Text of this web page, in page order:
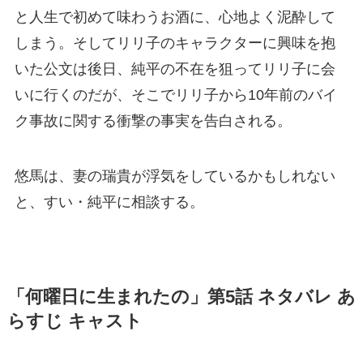
と人生で初めて味わうお酒に、心地よく泥酔して
しまう。そしてリリ子のキャラクターに興味を抱
いた公文は後日、純平の不在を狙ってリリ子に会
いに行くのだが、そこでリリ子から10年前のバイ
ク事故に関する衝撃の事実を告白される。
悠馬は、妻の瑞貴が浮気をしているかもしれない
と、すい・純平に相談する。
「何曜日に生まれたの」第5話 ネタバレ あ
らすじ キャスト